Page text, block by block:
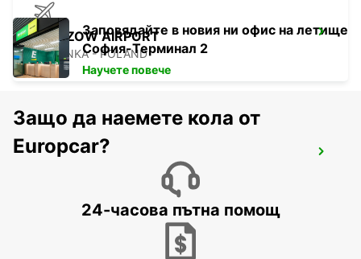
RZESZOW AIRPORT
JASIONKA - POLAND
KOSICE AIRPORT
KOSICE - SLOVAK REPUBLIC
Заповядайте в новия ни офис на летище
София-Терминал 2
Научете повече
Защо да наемете кола от
Europcar?
24-часова пътна помощ